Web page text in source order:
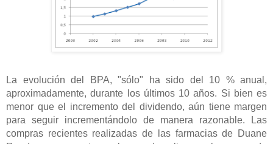
La evolución del BPA, "sólo" ha sido del 10 % anual,
aproximadamente, durante los últimos 10 años. Si bien es
menor que el incremento del dividendo, aún tiene margen
para seguir incrementándolo de manera razonable. Las
compras recientes realizadas de las farmacias de Duane